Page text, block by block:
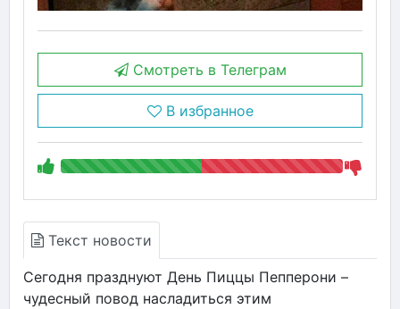
Смотреть в Телеграм
В избранное
Текст новости
Сегодня празднуют День Пиццы Пепперони –
чудесный повод насладиться этим